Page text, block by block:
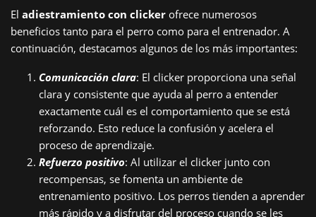
El adiestramiento con clicker ofrece numerosos
beneficios tanto para el perro como para el entrenador. A
continuación, destacamos algunos de los más importantes:
Comunicación clara: El clicker proporciona una señal
clara y consistente que ayuda al perro a entender
exactamente cuál es el comportamiento que se está
reforzando. Esto reduce la confusión y acelera el
proceso de aprendizaje.
Refuerzo positivo: Al utilizar el clicker junto con
recompensas, se fomenta un ambiente de
entrenamiento positivo. Los perros tienden a aprender
más rápido y a disfrutar del proceso cuando se les